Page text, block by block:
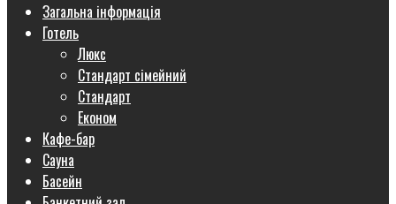
Загальна інформація
Готель
Люкс
Стандарт сімейний
Стандарт
Економ
Кафе-бар
Сауна
Басейн